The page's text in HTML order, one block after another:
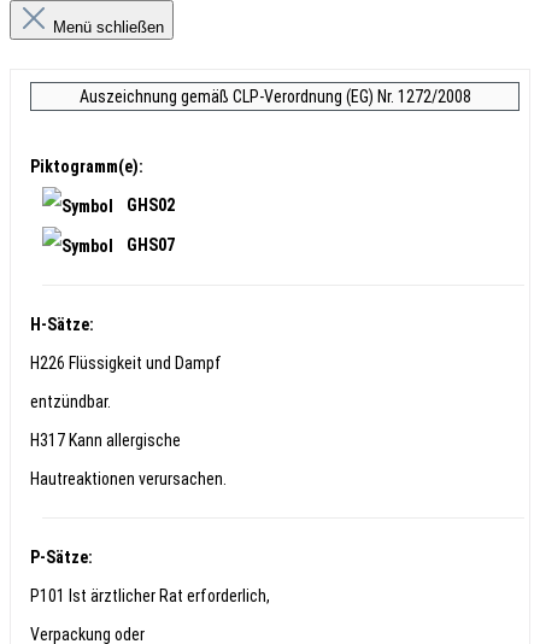
Menü schließen
Auszeichnung gemäß CLP-Verordnung (EG) Nr. 1272/2008
Piktogramm(e):
GHS02
GHS07
H-Sätze:
H226 Flüssigkeit und Dampf
entzündbar.
H317 Kann allergische
Hautreaktionen verursachen.
P-Sätze:
P101 Ist ärztlicher Rat erforderlich,
Verpackung oder